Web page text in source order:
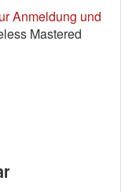
Anmeldung und
Mastered